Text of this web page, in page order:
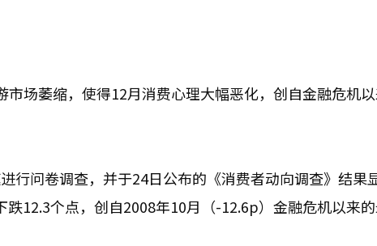
场萎缩，使得12月消费心理大幅恶化，创自金融危机
行问卷调查，并于24日公布的《消费者动向调查》结果
跌12.3个点，创自2008年10月（-12.6p）金融危机以来